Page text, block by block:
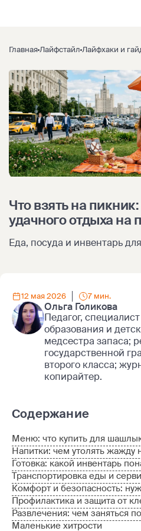
ГлавнаяЛайфстайл Лайфхаки и
Что взять на
удачного отдыха на
Еда, посуда и инвентарь
Ольга Голикова
Педагог,
образования и
медсестра запаса;
государственной
второго класса;
копирайтер.
12 мая 2026 7 мин.
Содержание
Меню: что купить для
Напитки: чем утолять жажду
Готовка: какой инвентарь
Транспортировка еды и
Комфорт и безопасность:
Профилактика и защита от
Развлечения: чем заняться
Маленькие хитрости